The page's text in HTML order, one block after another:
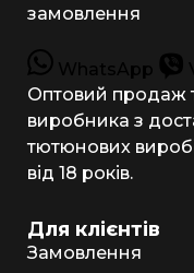
замовлення
WhatsApp
Оптовий продаж
виробника з
тютюнових
від 18 років.
Для клієнтів
Замовлення